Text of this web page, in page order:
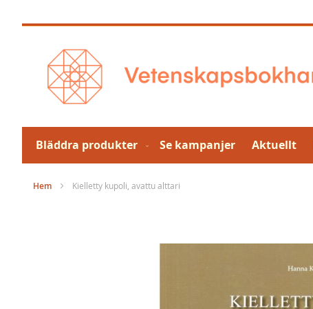
till
Bläddra produkter Se kampanjer Aktuellt
Hem Kielletty kupoli, avattu alttari